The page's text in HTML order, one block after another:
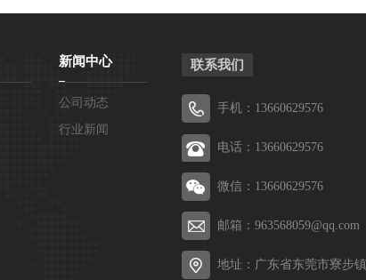
新闻中心
公司动态
行业新闻
联系我们
手机：13660629576
电话：13660629576
微信：13660629576
邮箱：963568059@qq.com
地址：广东省东莞市寮步